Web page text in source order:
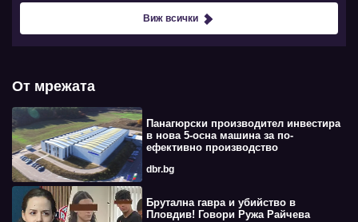
Виж всички
От мрежата
Панагюрски производител инвестира
в нова 5-осна машина за по-
ефективно производство
dbr.bg
Брутална гавра и убийство в
Пловдив! Говори Ружа Райчева